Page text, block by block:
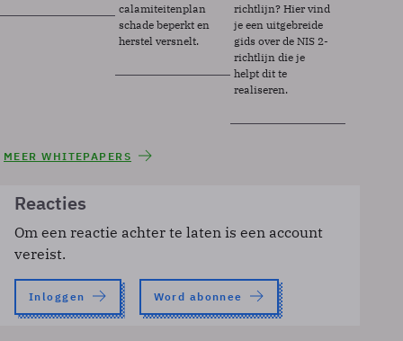
calamiteitenplan
schade beperkt en
herstel versnelt.
richtlijn? Hier vind
je een uitgebreide
gids over de NIS 2-
richtlijn die je
helpt dit te
realiseren.
MEER WHITEPAPERS
Reacties
Om een reactie achter te laten is een account
vereist.
Inloggen Word abonnee